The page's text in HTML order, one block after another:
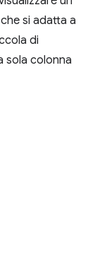
si adatta a
di
sola colonna